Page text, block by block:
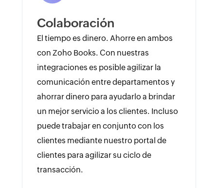
Colaboración
El tiempo es dinero. Ahorre en ambos
con Zoho Books. Con nuestras
integraciones es posible agilizar la
comunicación entre departamentos y
ahorrar dinero para ayudarlo a brindar
un mejor servicio a los clientes. Incluso
puede trabajar en conjunto con los
clientes mediante nuestro portal de
clientes para agilizar su ciclo de
transacción.